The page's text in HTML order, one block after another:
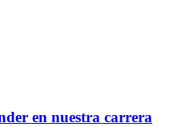
en nuestra carrera